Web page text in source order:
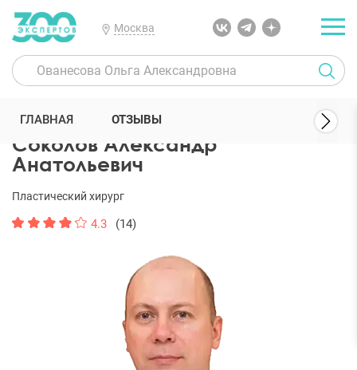
Москва
300 Экспертов Пластические хирурги Соколов Александр
Соколов Александр
Анатольевич
Пластический хирург
4.3 (14)
ГЛАВНАЯ ОТЗЫВЫ